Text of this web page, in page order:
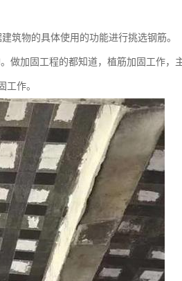
筑物的具体使用的功能进行挑选钢筋。
做加固工程的都知道，植筋加固工作，
工作。